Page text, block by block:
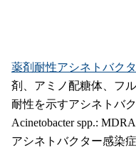
薬剤耐性アシネトバク
剤、アミノ配糖体、フ
耐性を示すアシネトバ
Acinetobacter spp.:
アシネトバクター感染